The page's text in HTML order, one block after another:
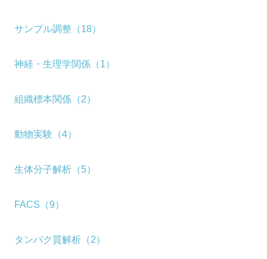
サンプル調整（18）
神経・生理学関係（1）
組織標本関係（2）
動物実験（4）
生体分子解析（5）
FACS（9）
タンパク質解析（2）